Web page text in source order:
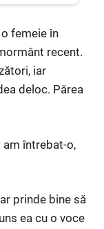
femeie în
recent.
iar
deloc. Părea
am întrebat-o,
prinde bine să
ea cu o voce